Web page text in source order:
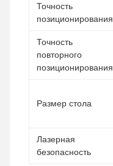
Точность
позиционирования
Точность
повторного
позиционирования
Размер стола
Лазерная
безопасность